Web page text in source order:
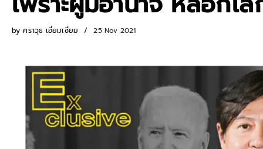
by ศราวุธ เอี่ยมเซี่ยม 25 Nov 2021